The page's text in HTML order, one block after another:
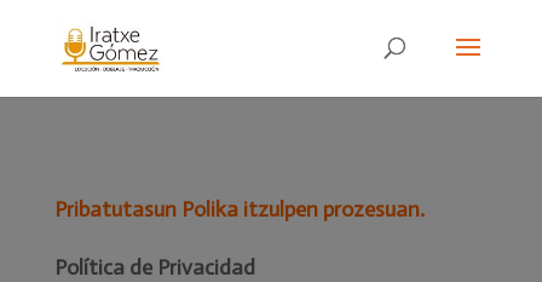
Pribatutasun Polika itzulpen prozesuan.
Política de Privacidad